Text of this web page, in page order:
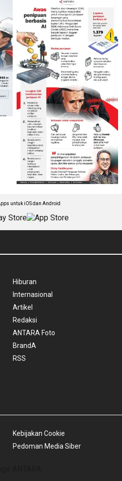
untuk iOS dan Android
Hiburan
Internasional
Artikel
Redaksi
ANTARA Foto
BrandA
RSS
Kebijakan Cookie
Pedoman Media Siber